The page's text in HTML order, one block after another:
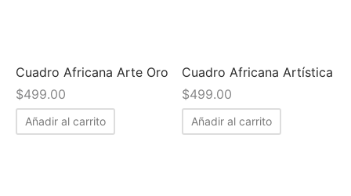
Cuadro Africana Arte Oro
$499.00
Añadir al carrito
Cuadro Africana Artística
$499.00
Añadir al carrito